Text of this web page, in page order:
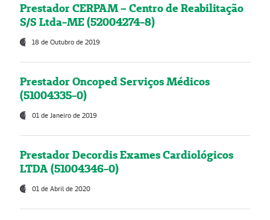
Prestador CERPAM – Centro de Reabilitação
S/S Ltda-ME (52004274-8)
18 de Outubro de 2019
Prestador Oncoped Serviços Médicos
(51004335-0)
01 de Janeiro de 2019
Prestador Decordis Exames Cardiológicos
LTDA (51004346-0)
01 de Abril de 2020